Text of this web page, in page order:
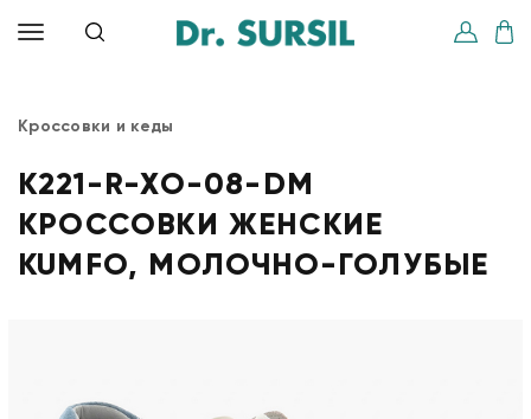
Кроссовки и кеды
K221-R-XO-08-DM
КРОССОВКИ ЖЕНСКИЕ
KUMFO, МОЛОЧНО-ГОЛУБЫЕ